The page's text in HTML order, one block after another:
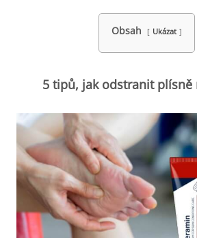
Obsah Ukázat
5 tipů, jak odstranit plísně